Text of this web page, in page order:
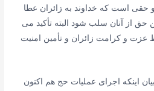
است که خداوند به زائران عطا
حق از آنان سلب شود البته تأکید می
عزت و کرامت زائران و تأمین امنیت
اینکه اجرای عملیات حج هم اکنون